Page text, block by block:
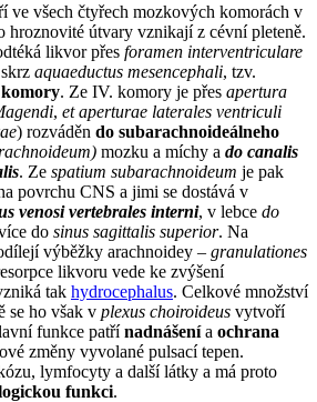
ve všech čtyřech mozkových komorách v
hroznovité útvary vznikají z cévní pleteně.
likvor přes foramen interventriculare
aquaeductus mesencephali, tzv.
. Ze IV. komory je přes apertura
, et aperturae laterales ventriculi
) rozváděn do subarachnoideálneho
mozku a míchy a do canalis
. Ze spatium subarachnoideum je pak
povrchu CNS a jimi se dostává v
venosi vertebrales interni, v lebce do
do sinus sagittalis superior. Na
výběžky arachnoidey – granulationes
likvoru vede ke zvýšení
tak hydrocephalus. Celkové množství
se ho však v plexus choiroideus vytvoří
funkce patřínadnášenía ochrana
změny vyvolané pulsací tepen.
lymfocyty a další látky a má proto
funkci.